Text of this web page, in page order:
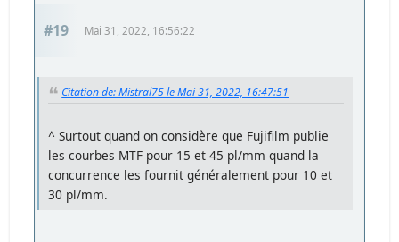
#19 Mai 31, 2022, 16:56:22
Citation de: Mistral75 le Mai 31, 2022, 16:47:51
^ Surtout quand on considère que Fujifilm publie
les courbes MTF pour 15 et 45 pl/mm quand la
concurrence les fournit généralement pour 10 et
30 pl/mm.